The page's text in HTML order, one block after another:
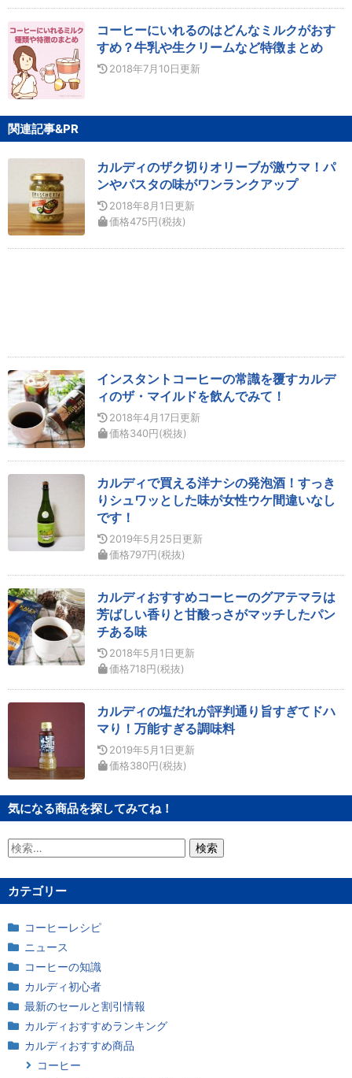
コーヒーにいれるのはどんなミルクがおす
すめ？牛乳や生クリームなど特徴まとめ
2018年7月10日更新
関連記事&PR
カルディのザク切りオリーブが激ウマ！パ
ンやパスタの味がワンランクアップ
2018年8月1日更新
価格475円(税抜)
インスタントコーヒーの常識を覆すカルデ
ィのザ・マイルドを飲んでみて！
2018年4月17日更新
価格340円(税抜)
カルディで買える洋ナシの発泡酒！すっき
りシュワッとした味が女性ウケ間違いなし
です！
2019年5月25日更新
価格797円(税抜)
カルディおすすめコーヒーのグアテマラは
芳ばしい香りと甘酸っさがマッチしたパン
チある味
2018年5月1日更新
価格718円(税抜)
カルディの塩だれが評判通り旨すぎてドハ
マり！万能すぎる調味料
2019年5月1日更新
価格380円(税抜)
気になる商品を探してみてね！
検
カテゴリー
コーヒーレシピ
ニュース
コーヒーの知識
カルディ初心者
最新のセールと割引情報
カルディおすすめランキング
カルディおすすめ商品
コーヒー